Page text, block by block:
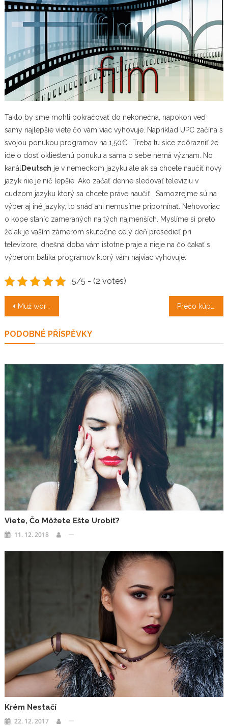
Takto by sme mohli pokračovať do nekonečna, napokon veď
samy najlepšie viete čo vám viac vyhovuje. Napríklad UPC začína s
svojou ponukou programov na 1,50€. Treba tu síce zdôrazniť že
ide o dosť oklieštenú ponuku a sama o sebe nemá význam. No
kanálDeutsch je v nemeckom jazyku ale ak sa chcete naučiť nový
jazyk nie je nič lepšie. Ako začať denne sledovať televíziu v
cudzom jazyku ktorý sa chcete práve naučiť. Samozrejme sú na
výber aj iné jazyky, to snáď ani nemusíme pripomínať. Nehovoriac
o kope staníc zameraných na tých najmenších. Myslíme si preto
že ak je vaším zámerom skutočne celý deň presedieť pri
televízore, dnešná doba vám istotne praje a nieje na čo čakať s
výberom balíka programov ktorý vám najviac vyhovuje.
5/5 - (2 votes)
Navigace
příspěvek
Muž workoholik? Pomoc! Prečo kúpiť Mazdu?
PODOBNÉ PŘÍSPĚVKY
Viete, Čo Môžete Ešte Urobiť?
11. 12. 2018
Krém Nestačí
22. 12. 2017